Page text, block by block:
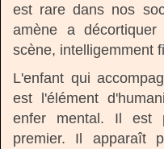
est rare dans nos
amène a décortiquer
scène, intelligemment
L'enfant qui
est l'élément
enfer mental. Il est
premier. Il apparaît